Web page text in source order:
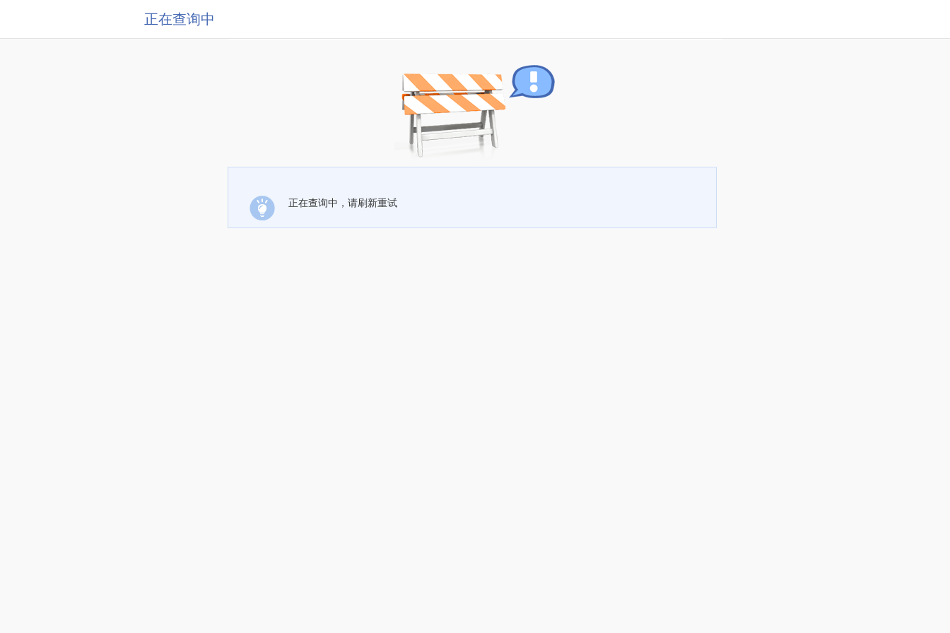
正在查询中
正在查询中，请刷新重试